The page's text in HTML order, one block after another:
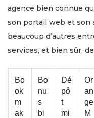
agence bien connue
son portail web et son
beaucoup d’autres
services, et bien sûr,
Bo
ok
m
ak
Bo
nu
s
bi
Dé
pô
t
mi
Or
an
ge
M